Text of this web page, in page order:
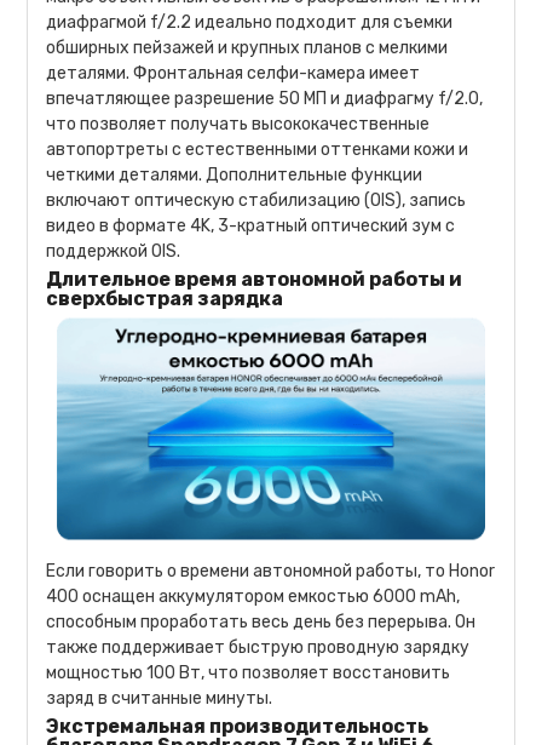
диафрагмой f/2.2 идеально подходит для съемки
обширных пейзажей и крупных планов с мелкими
деталями. Фронтальная селфи-камера имеет
впечатляющее разрешение 50 МП и диафрагму f/2.0,
что позволяет получать высококачественные
автопортреты с естественными оттенками кожи и
четкими деталями. Дополнительные функции
включают оптическую стабилизацию (OIS), запись
видео в формате 4K, 3-кратный оптический зум с
поддержкой OIS.
Длительное время автономной работы и
сверхбыстрая зарядка
Если говорить о времени автономной работы, то Honor
400 оснащен аккумулятором емкостью 6000 mAh,
способным проработать весь день без перерыва. Он
также поддерживает быструю проводную зарядку
мощностью 100 Вт, что позволяет восстановить
заряд в считанные минуты.
Экстремальная производительность